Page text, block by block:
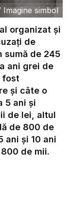
Imagine simbol
organizat și
de
sumă de 245
ani grei de
fost
și câte o
5 ani și
de lei, altul
de 800 de
ani și 10 ani
de mii.